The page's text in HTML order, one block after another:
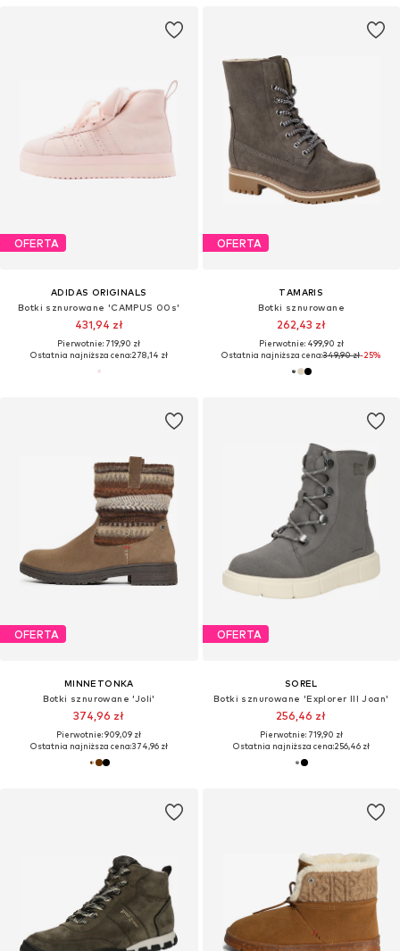
OFERTA
ADIDAS ORIGINALS
Botki sznurowane 'CAMPUS 00s'
431,94 zł
Pierwotnie: 719,90 zł
Ostatnia najniższa cena:278,14 zł
OFERTA
TAMARIS
Botki sznurowane
262,43 zł
Pierwotnie: 499,90 zł
Ostatnia najniższa cena:349,90 zł-25%
OFERTA
MINNETONKA
Botki sznurowane 'Joli'
374,96 zł
Pierwotnie: 909,09 zł
Ostatnia najniższa cena:374,96 zł
OFERTA
SOREL
Botki sznurowane 'Explorer III Joan'
256,46 zł
Pierwotnie: 719,90 zł
Ostatnia najniższa cena:256,46 zł